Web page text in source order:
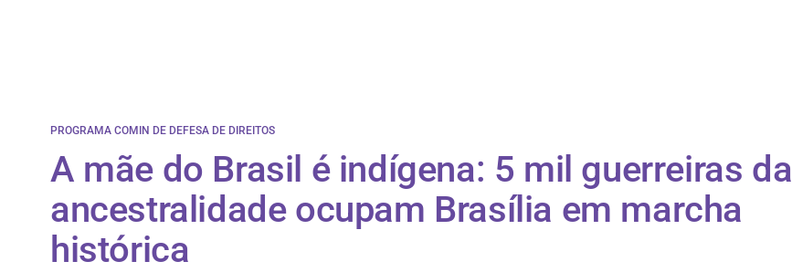
PROGRAMA COMIN DE DEFESA DE DIREITOS
A mãe do Brasil é indígena: 5 mil guerreiras da
ancestralidade ocupam Brasília em marcha
histórica